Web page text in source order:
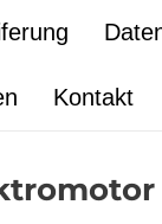
Kontakt